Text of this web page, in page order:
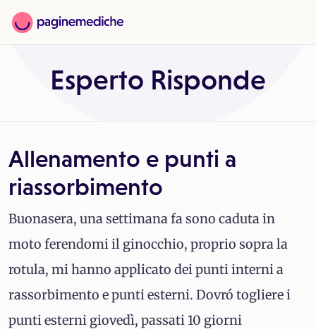
Esperto Risponde
Allenamento e punti a
riassorbimento
Buonasera, una settimana fa sono caduta in
moto ferendomi il ginocchio, proprio sopra la
rotula, mi hanno applicato dei punti interni a
rassorbimento e punti esterni. Dovró togliere i
punti esterni giovedì, passati 10 giorni